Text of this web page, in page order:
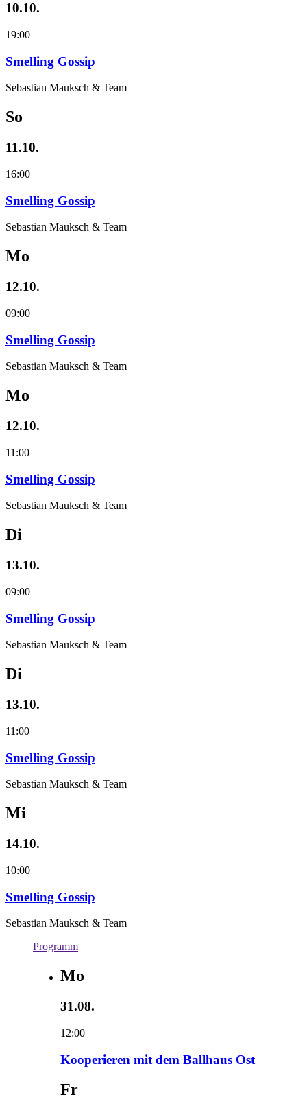
10.10.
19:00
Smelling Gossip
Sebastian Mauksch & Team
So
11.10.
16:00
Smelling Gossip
Sebastian Mauksch & Team
Mo
12.10.
09:00
Smelling Gossip
Sebastian Mauksch & Team
Mo
12.10.
11:00
Smelling Gossip
Sebastian Mauksch & Team
Di
13.10.
09:00
Smelling Gossip
Sebastian Mauksch & Team
Di
13.10.
11:00
Smelling Gossip
Sebastian Mauksch & Team
Mi
14.10.
10:00
Smelling Gossip
Sebastian Mauksch & Team
Programm
Mo
31.08.
12:00
Kooperieren mit dem Ballhaus Ost
Fr